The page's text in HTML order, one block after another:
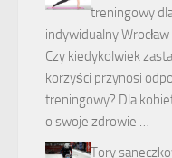
treningowy
indywidualny Wrocław
Czy kiedykolwiek
korzyści przynosi
treningowy? Dla
o swoje zdrowie …
Tory